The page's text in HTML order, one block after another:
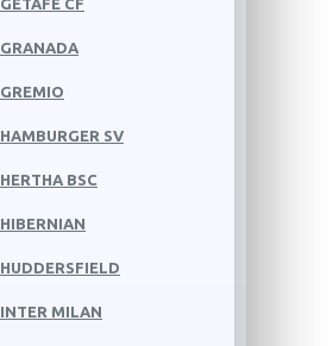
GETAFE CF
GRANADA
GREMIO
HAMBURGER SV
HERTHA BSC
HIBERNIAN
HUDDERSFIELD
INTER MILAN